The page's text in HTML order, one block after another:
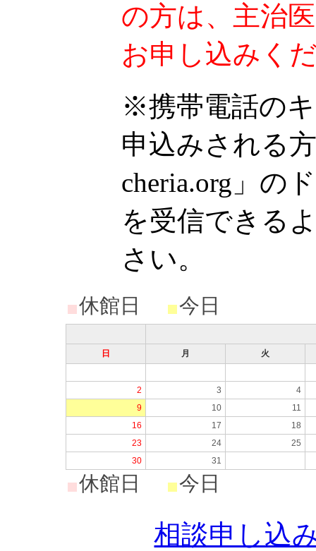
の方は、主治
お申し込みく
※携帯電話の
申込みされる
cheria.org」の
を受信できる
さい。
休館日 今日
日 月 火
2 3
4
9
10
11
16
17
18
23
24
25
30
31
休館日 今日
相談申し込